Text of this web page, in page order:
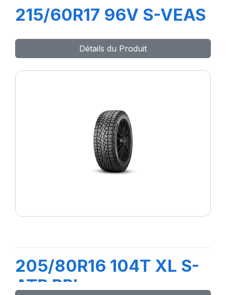
215/60R17 96V S-VEAS
Détails du Produit
205/80R16 104T XL S-
ATR RBL